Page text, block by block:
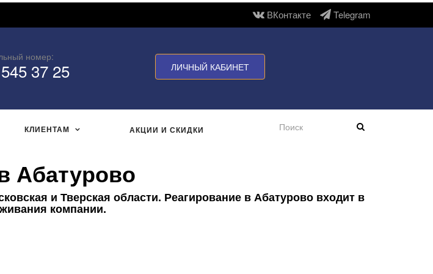
ВКонтакте Telegram
номер:
37 25 ЛИЧНЫЙ КАБИНЕТ
КЛИЕНТАМ АКЦИИ И СКИДКИ
Абатурово
и Тверская области. Реагирование в Абатурово входит в
компании.